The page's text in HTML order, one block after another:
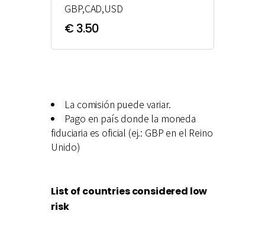
GBP,CAD,USD
€ 3.50
La comisión puede variar.
Pago en país donde la moneda
fiduciaria es oficial (ej.: GBP en el Reino
Unido)
List of countries considered low
risk